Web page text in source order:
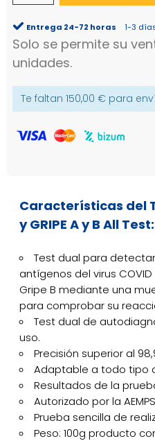
Entrega 24-72 horas 1-3
Solo se permite su
unidades.
Te faltan 150,00 € para
Características del
y GRIPE A y B All Test:
Test dual para
antígenos del virus
Gripe B mediante una
para comprobar su
Test dual de
uso.
Precisión superior al
Adaptable a todo tipo
Resultados de la
Autorizado por la
Prueba sencilla de
Peso: 100g producto